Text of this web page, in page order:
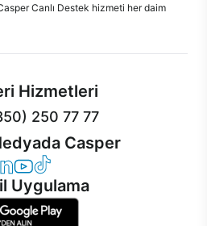
Canlı Destek hizmeti her daim
Hizmetleri
250 77 77
Casper
TwitterLinkedIn
Casper YouTube
Casper TikTok
Uygulama